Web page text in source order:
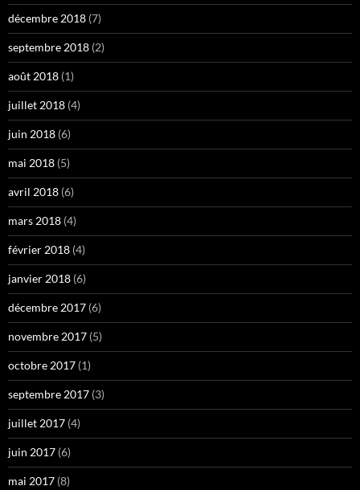
décembre 2018 (7)
septembre 2018 (2)
août 2018 (1)
juillet 2018 (4)
juin 2018 (6)
mai 2018 (5)
avril 2018 (6)
mars 2018 (4)
février 2018 (4)
janvier 2018 (6)
décembre 2017 (6)
novembre 2017 (5)
octobre 2017 (1)
septembre 2017 (3)
juillet 2017 (4)
juin 2017 (6)
mai 2017 (8)